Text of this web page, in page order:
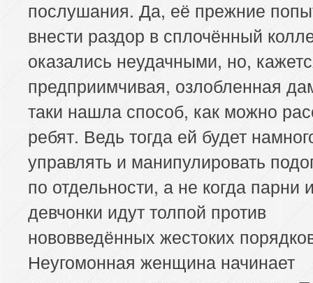
послушания. Да, её прежние
внести раздор в сплочённый
оказались неудачными, но,
предприимчивая, озлобленная
таки нашла способ, как можно
ребят. Ведь тогда ей будет
управлять и манипулировать
по отдельности, а не когда парни
девчонки идут толпой против
нововведённых жестоких
Неугомонная женщина начинает